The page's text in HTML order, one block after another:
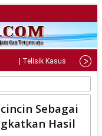
| Telisik Kasus |
Sebagai
Hasil